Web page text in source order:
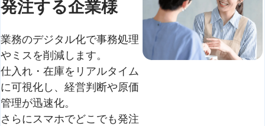
発注する企業様
業務のデジタル化で事務処理
やミスを削減します。
仕入れ・在庫をリアルタイム
に可視化し、経営判断や原価
管理が迅速化。
さらにスマホでどこでも発注